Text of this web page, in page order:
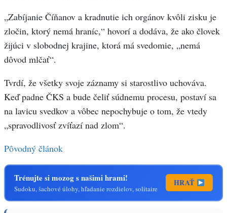
„Zabíjanie Číňanov a kradnutie ich orgánov kvôli zisku je
zločin, ktorý nemá hraníc,“ hovorí a dodáva, že ako človek
žijúci v slobodnej krajine, ktorá má svedomie, „nemá
dôvod mlčať“.
Tvrdí, že všetky svoje záznamy si starostlivo uchováva.
Keď padne ČKS a bude čeliť súdnemu procesu, postaví sa
na lavicu svedkov a vôbec nepochybuje o tom, že vtedy
„spravodlivosť zvíťazí nad zlom“.
Pôvodný článok
Trénujte si mozog s našimi hrami!
Sudoku, šachové úlohy, hľadanie rozdielov, solitaire
HRAŤ